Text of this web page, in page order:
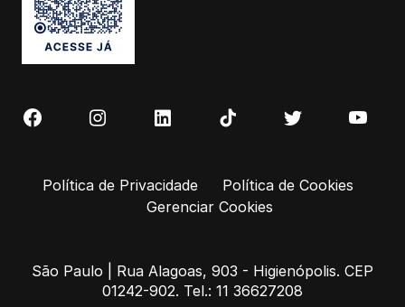
Política de Privacidade
Política de Cookies
Gerenciar Cookies
São Paulo | Rua Alagoas, 903 - Higienópolis. CEP
01242-902. Tel.: 11 36627208